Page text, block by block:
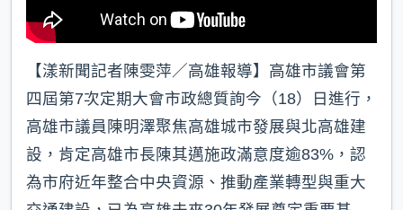
【漾新聞記者陳雯萍／高雄報導】高雄市議會第
四屆第7次定期大會市政總質詢今（18）日進行，
高雄市議員陳明澤聚焦高雄城市發展與北高雄建
設，肯定高雄市長陳其邁施政滿意度逾83%，認
為市府近年整合中央資源、推動產業轉型與重大